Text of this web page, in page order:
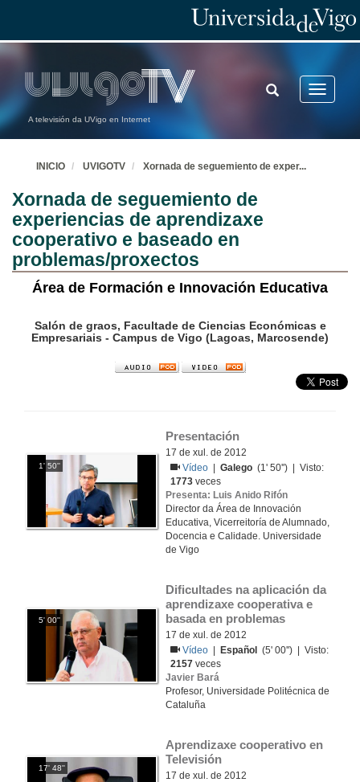
A televisión da UVigo en Internet
Toggle
TOGGLE
SEARCH
INICIO UVIGOTV Xornada de seguemiento de exper...
Xornada de seguemiento de
experiencias de aprendizaxe
cooperativo e baseado en
problemas/proxectos
Área de Formación e Innovación Educativa
Salón de graos, Facultade de Ciencias Económicas e
Empresariais - Campus de Vigo (Lagoas, Marcosende)
1' 50''
Presentación
17 de xul. de 2012
Vídeo
|Galego (1' 50'') | Visto:
1773 veces
Presenta: Luis Anido Rifón
Director da Área de Innovación
Educativa, Vicerreitoría de Alumnado,
Docencia e Calidade. Universidade
de Vigo
5' 00''
Dificultades na aplicación da
aprendizaxe cooperativa e
basada en problemas
17 de xul. de 2012
Vídeo
Español
(5' 00'') | Visto:
2157 veces
Javier Bará
Profesor, Universidade Politécnica de
Cataluña
17' 48''
Aprendizaxe cooperativo en
Televisión
17 de xul. de 2012